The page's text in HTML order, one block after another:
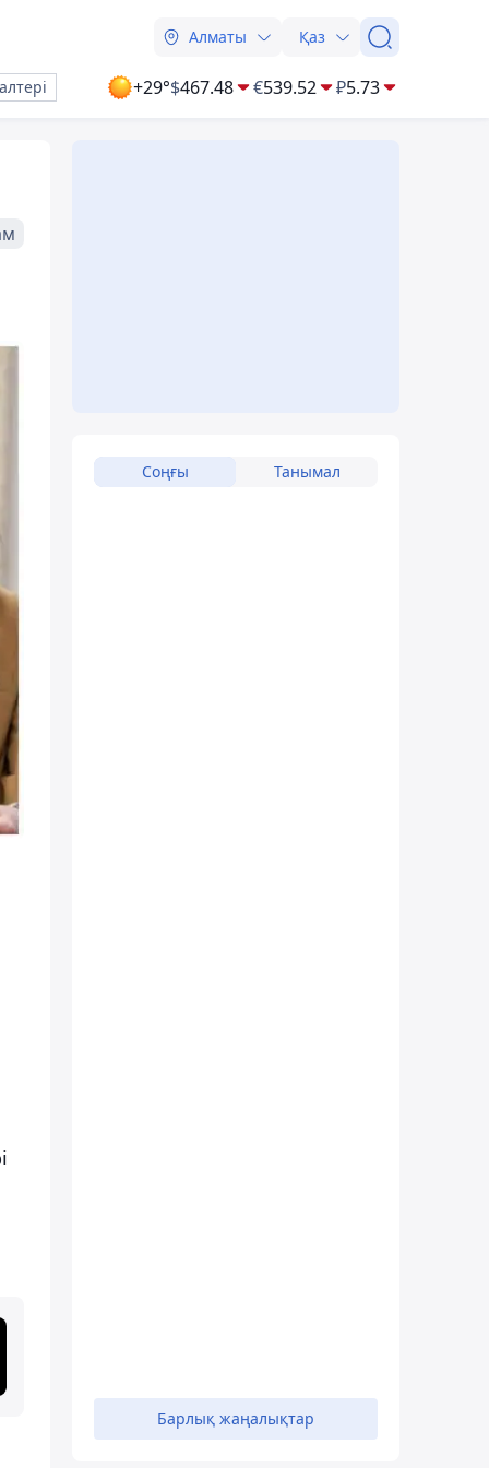
Алматы Қаз
+29°$467.48 €539.52 ₽5.73
Соңғы Танымал
Барлық жаңалықтар